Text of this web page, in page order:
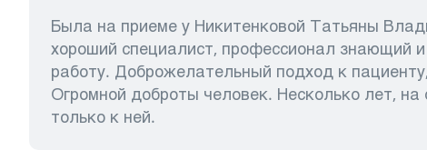
Была на приеме у Никитенковой Татьяны
хороший специалист, профессионал знающий
работу. Доброжелательный подход к
Огромной доброты человек. Несколько лет,
только к ней.